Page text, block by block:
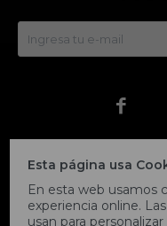
Esta página usa
En esta web usamos
experiencia online.
usan para
